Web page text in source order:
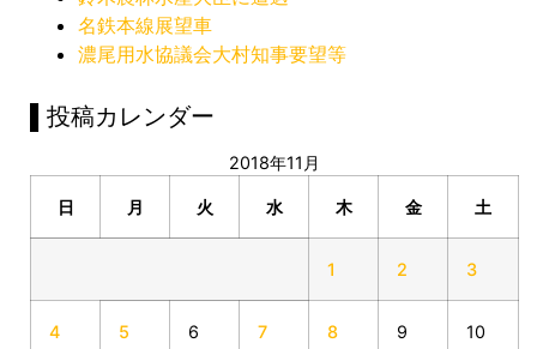
名鉄本線展望車
濃尾用水協議会大村知事要望等
▌投稿カレンダー
2018年11月
日 月 火 水 木 金 土
1 2 3
4 5 6 7 8 9 10